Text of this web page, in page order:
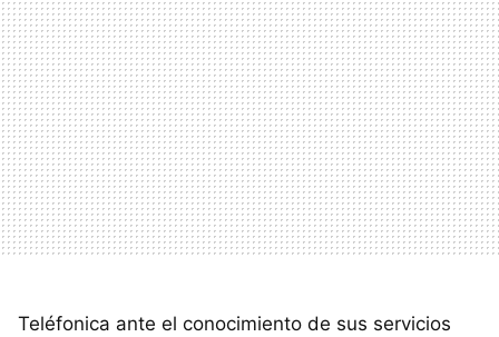
Teléfonica ante el conocimiento de sus servicios